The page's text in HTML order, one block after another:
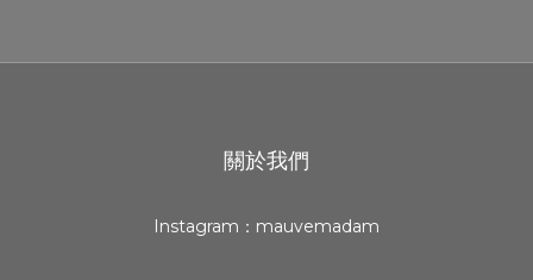
關於我們
Instagram：mauvemadam